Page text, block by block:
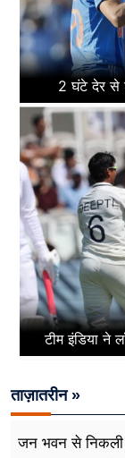
2 घंटे देर से
टीम इंडिया ने
ताज़ातरीन »
जन भवन से निकली